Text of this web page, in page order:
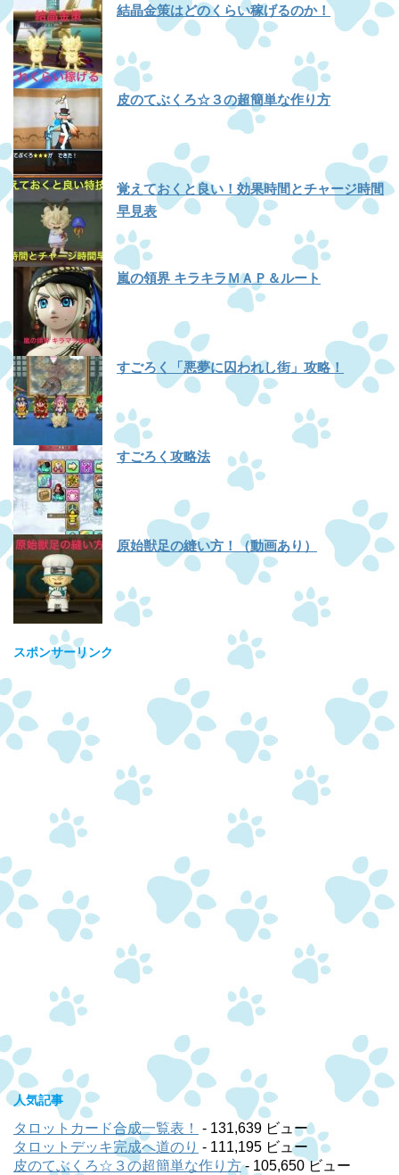
結晶金策はどのくらい稼げるのか！
皮のてぶくろ☆３の超簡単な作り方
覚えておくと良い！効果時間とチャージ時間
早見表
嵐の領界 キラキラＭＡＰ＆ルート
すごろく「悪夢に囚われし街」攻略！
すごろく攻略法
原始獣足の縫い方！（動画あり）
スポンサーリンク
人気記事
タロットカード合成一覧表！
- 131,639 ビュー
タロットデッキ完成へ道のり - 111,195 ビュー
皮のてぶくろ☆３の超簡単な作り方- 105,650 ビュー